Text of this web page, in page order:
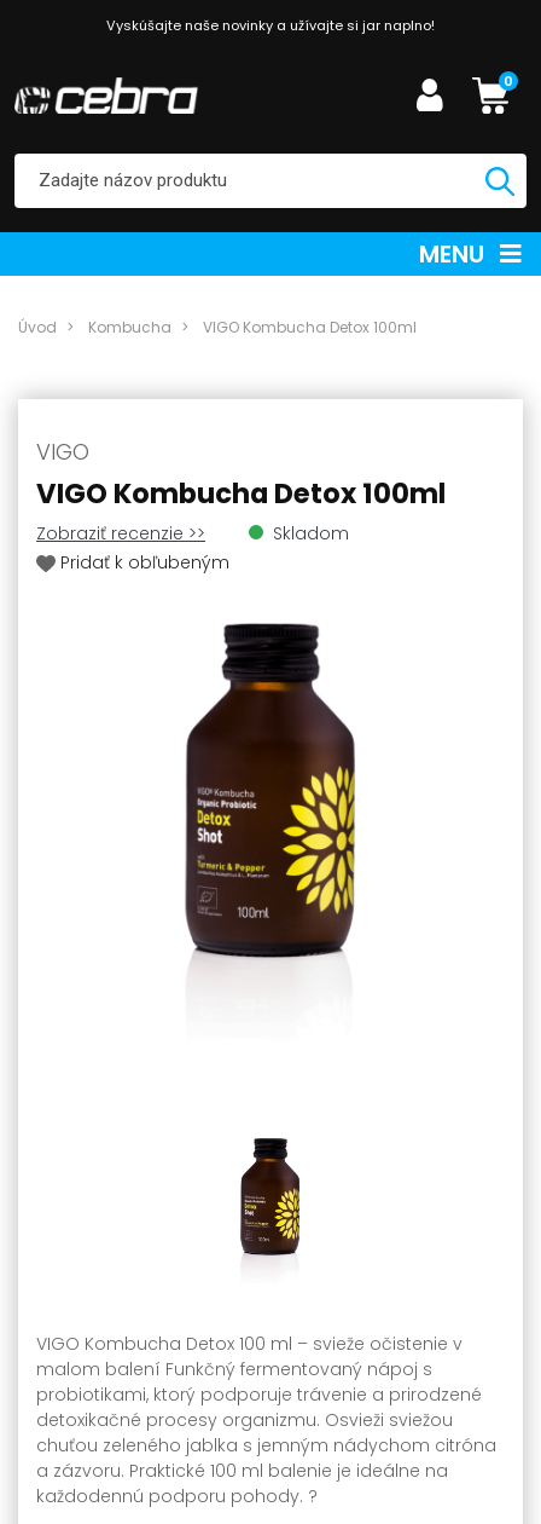
Vyskúšajte naše novinky a užívajte si jar naplno!
0
MENU
Úvod Kombucha VIGO Kombucha Detox 100ml
VIGO
VIGO Kombucha Detox 100ml
Zobraziť recenzie >>
Skladom
Pridať k obľubeným
VIGO Kombucha Detox 100 ml – svieže očistenie v
malom balení Funkčný fermentovaný nápoj s
probiotikami, ktorý podporuje trávenie a prirodzené
detoxikačné procesy organizmu. Osvieži sviežou
chuťou zeleného jablka s jemným nádychom citróna
a zázvoru. Praktické 100 ml balenie je ideálne na
každodennú podporu pohody. ?